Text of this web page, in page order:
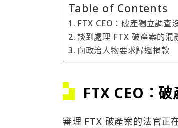
Table of Contents
FTX CEO：破產獨立調查
談到處理 FTX 破產案的混
向政治人物要求歸還捐款
FTX CEO：
審理 FTX 破產案的法官正